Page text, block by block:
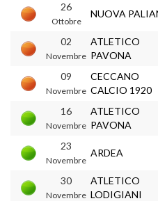
26
Ottobre
NUOVA
02
Novembre
ATLETICO
PAVONA
09
Novembre
CECCANO
CALCIO 1920
16
Novembre
ATLETICO
PAVONA
23
Novembre
ARDEA
30
Novembre
ATLETICO
LODIGIANI